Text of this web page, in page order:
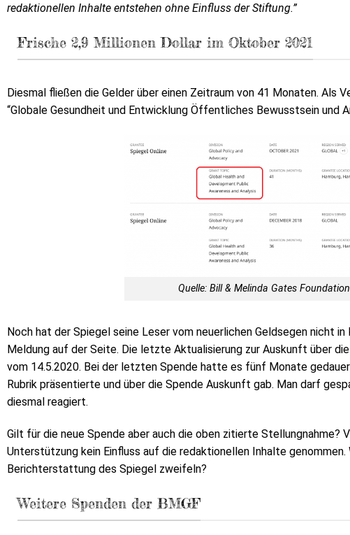
redaktionellen Inhalte entstehen ohne Einfluss der Stiftung.”
Frische 2,9 Millionen Dollar im Oktober 2021
Diesmal fließen die Gelder über einen Zeitraum von 41 Monaten. Als
“Globale Gesundheit und Entwicklung Öffentliches Bewusstsein und
Quelle: Bill & Melinda Gates
Noch hat der Spiegel seine Leser vom neuerlichen Geldsegen nicht
Meldung auf der Seite. Die letzte Aktualisierung zur Auskunft über
vom 14.5.2020. Bei der letzten Spende hatte es fünf Monate
Rubrik präsentierte und über die Spende Auskunft gab. Man darf
diesmal reagiert.
Gilt für die neue Spende aber auch die oben zitierte Stellungnahme?
Unterstützung kein Einfluss auf die redaktionellen Inhalte
Berichterstattung des Spiegel zweifeln?
Weitere Spenden der BMGF